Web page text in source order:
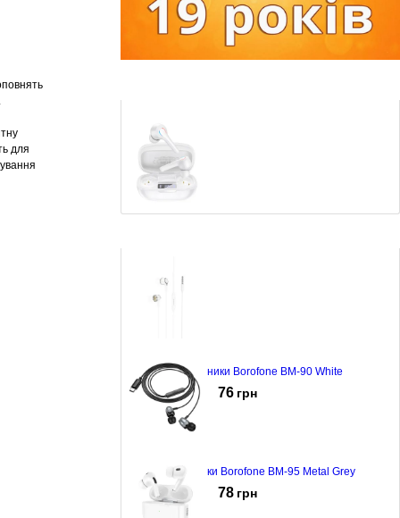
Навушники Borofone BM-90 White
76 грн
Навушники Borofone BM-95 Metal Grey
78 грн
для